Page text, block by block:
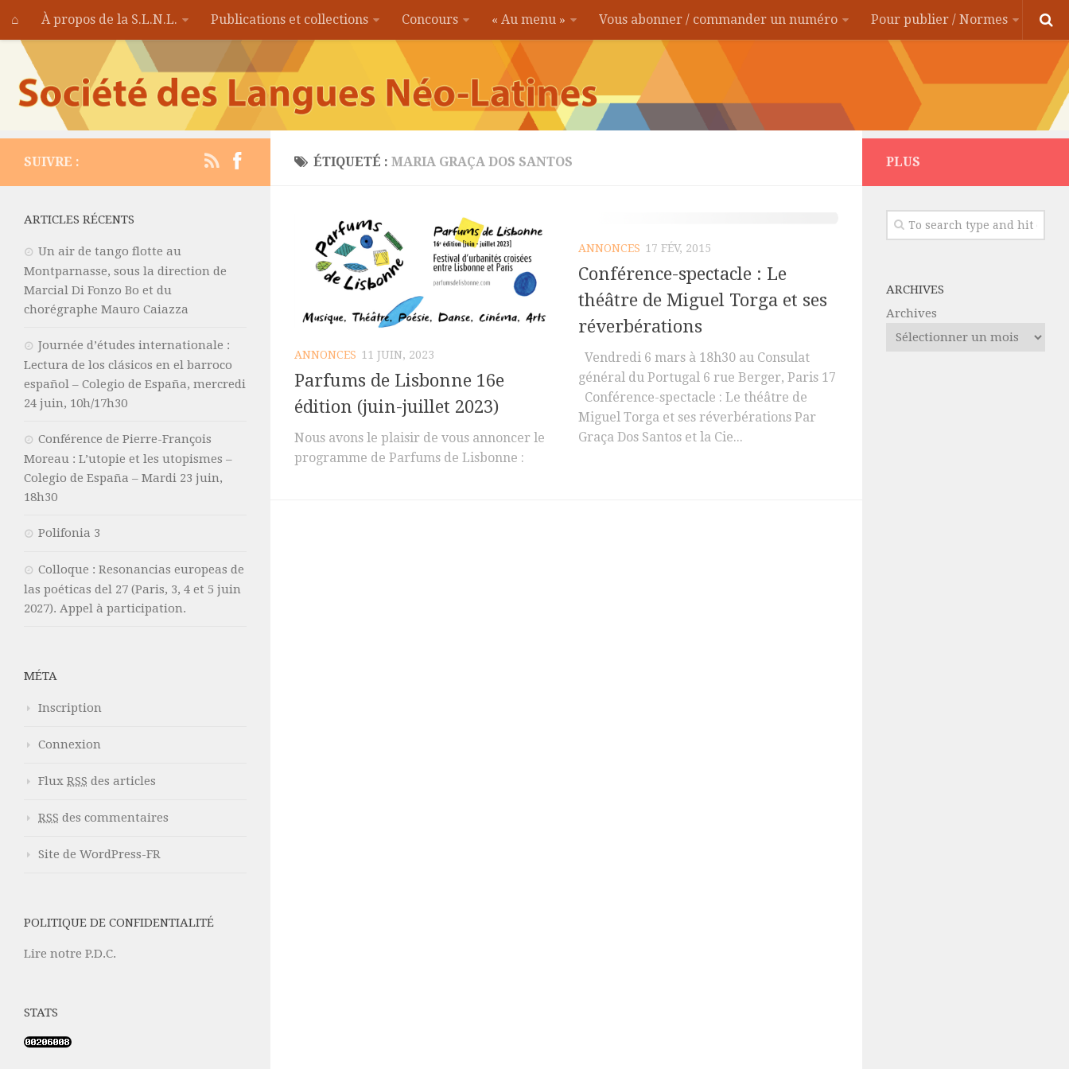
⌂ À propos de la S.L.N.L. Publications et collections Concours « Au menu » Vous abonner / commander un numéro Pour publier / Normes
ÉTIQUETÉ : MARIA GRAÇA DOS SANTOS
ANNONCES 11 JUIN, 2023
Parfums de Lisbonne 16e
édition (juin-juillet 2023)
Nous avons le plaisir de vous annoncer le
programme de Parfums de Lisbonne :
ANNONCES 17 FÉV, 2015
Conférence-spectacle : Le
théâtre de Miguel Torga et ses
réverbérations
Vendredi 6 mars à 18h30 au Consulat
général du Portugal 6 rue Berger, Paris 17
Conférence-spectacle : Le théâtre de
Miguel Torga et ses réverbérations Par
Graça Dos Santos et la Cie...
SUIVRE :
ARTICLES RÉCENTS
Un air de tango flotte au
Montparnasse, sous la direction de
Marcial Di Fonzo Bo et du
chorégraphe Mauro Caiazza
Journée d’études internationale :
Lectura de los clásicos en el barroco
español – Colegio de España, mercredi
24 juin, 10h/17h30
Conférence de Pierre-François
Moreau : L’utopie et les utopismes –
Colegio de España – Mardi 23 juin,
18h30
Polifonia 3
Colloque : Resonancias europeas de
las poéticas del 27 (Paris, 3, 4 et 5 juin
2027). Appel à participation.
MÉTA
Inscription
Connexion
Flux RSS des articles
RSS des commentaires
Site de WordPress-FR
POLITIQUE DE CONFIDENTIALITÉ
Lire notre P.D.C.
STATS
PLUS
ARCHIVES
Archives